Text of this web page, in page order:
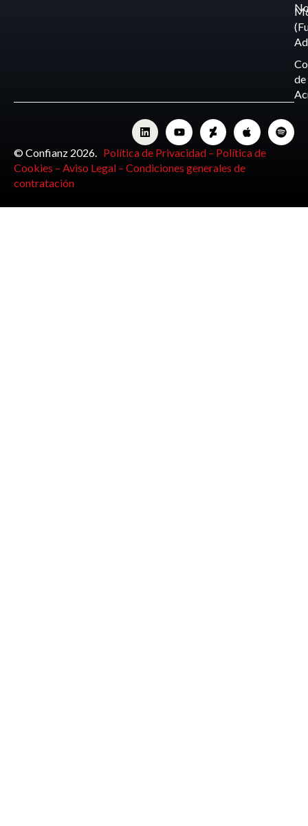
de
© Confianz 2026. Política de Privacidad – Política de
Cookies – Aviso Legal – Condiciones generales de
contratación